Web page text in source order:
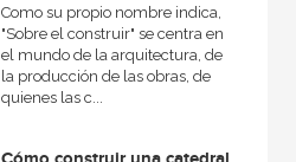
Como su propio nombre indica,
"Sobre el construir" se centra en
el mundo de la arquitectura, de
la producción de las obras, de
quienes las c...